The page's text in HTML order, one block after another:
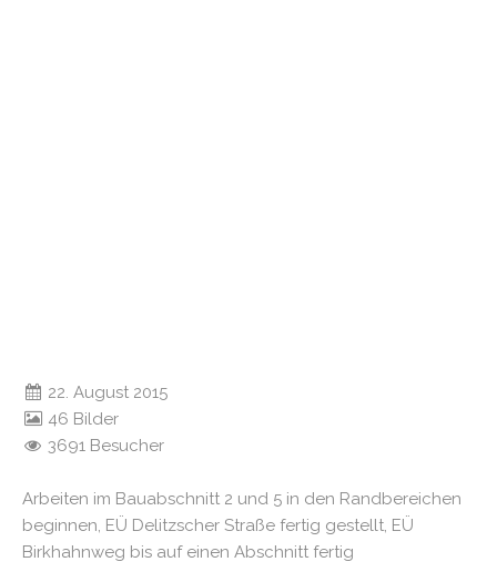
22. August 2015
46 Bilder
3691 Besucher
Arbeiten im Bauabschnitt 2 und 5 in den Randbereichen
beginnen, EÜ Delitzscher Straße fertig gestellt, EÜ
Birkhahnweg bis auf einen Abschnitt fertig